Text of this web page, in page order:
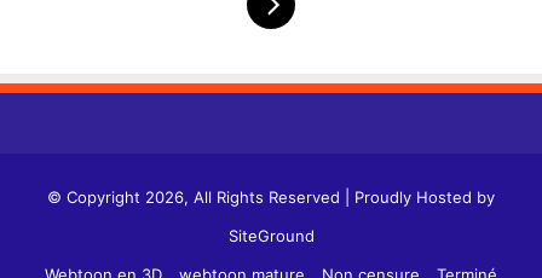
© Copyright 2026, All Rights Reserved | Proudly Hosted by
SiteGround
Webtoon en 3D
webtoon mature Non censure Terminé